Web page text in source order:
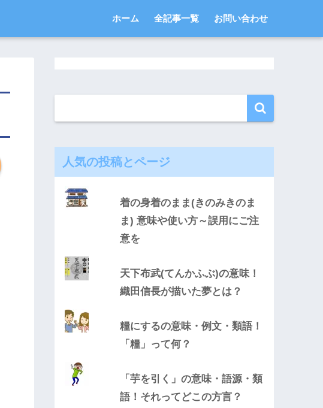
ホーム 全記事一覧 お問い合わせ
人気の投稿とページ
着の身着のまま(きのみきのま
ま) 意味や使い方～誤用にご注
意を
天下布武(てんかふぶ)の意味！
織田信長が描いた夢とは？
糧にするの意味・例文・類語！
「糧」って何？
「芋を引く」の意味・語源・類
語！それってどこの方言？